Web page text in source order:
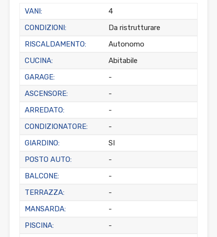
VANI:
4
CONDIZIONI:
Da ristrutturare
RISCALDAMENTO:
Autonomo
CUCINA:
Abitabile
GARAGE:
-
ASCENSORE:
-
ARREDATO:
-
CONDIZIONATORE:
-
GIARDINO:
SI
POSTO AUTO:
-
BALCONE:
-
TERRAZZA:
-
MANSARDA:
-
PISCINA:
-